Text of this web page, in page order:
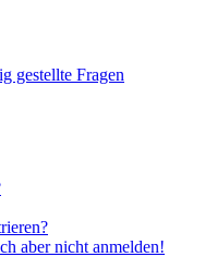
gestellte Fragen
aber nicht anmelden!